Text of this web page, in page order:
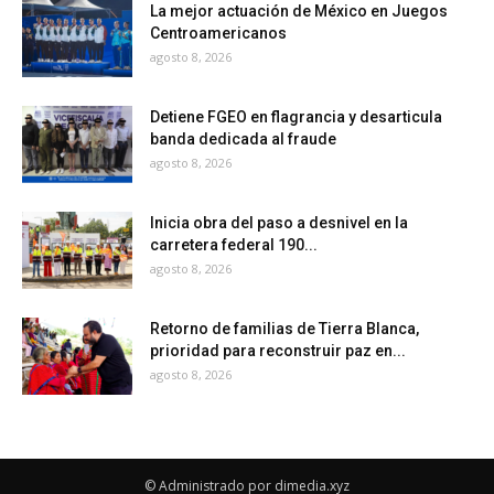
La mejor actuación de México en Juegos
Centroamericanos
agosto 8, 2026
Detiene FGEO en flagrancia y desarticula
banda dedicada al fraude
agosto 8, 2026
Inicia obra del paso a desnivel en la
carretera federal 190...
agosto 8, 2026
Retorno de familias de Tierra Blanca,
prioridad para reconstruir paz en...
agosto 8, 2026
© Administrado por dimedia.xyz